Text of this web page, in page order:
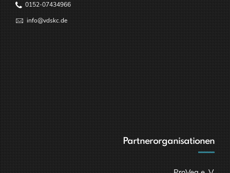
0152-07434966
info@vdskc.de
Partnerorganisationen